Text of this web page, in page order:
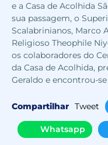
e a Casa de Acolhida
sua passagem, o
Scalabrinianos, Marco
Religioso Theophile
os colaboradores do
da Casa de Acolhida,
Geraldo e encontrou-
Compartilhar Tweet
Whatsapp